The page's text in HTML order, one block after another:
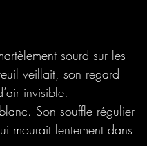
sourd sur les
veillait, son regard
invisible.
Son souffle régulier
mourait lentement dans